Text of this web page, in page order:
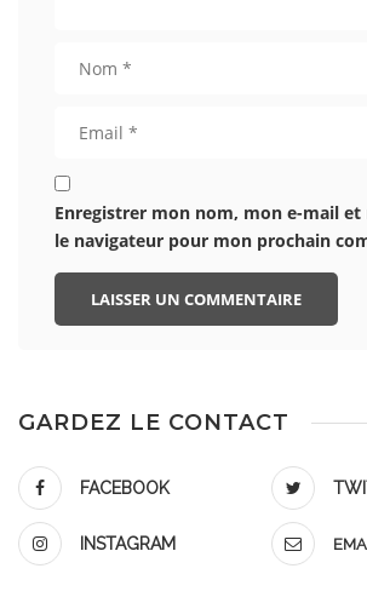
Enregistrer mon nom, mon e-mail et
le navigateur pour mon prochain
GARDEZ LE CONTACT
FACEBOOK
INSTAGRAM